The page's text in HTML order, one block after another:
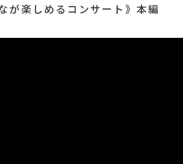
が楽しめるコンサート》本編